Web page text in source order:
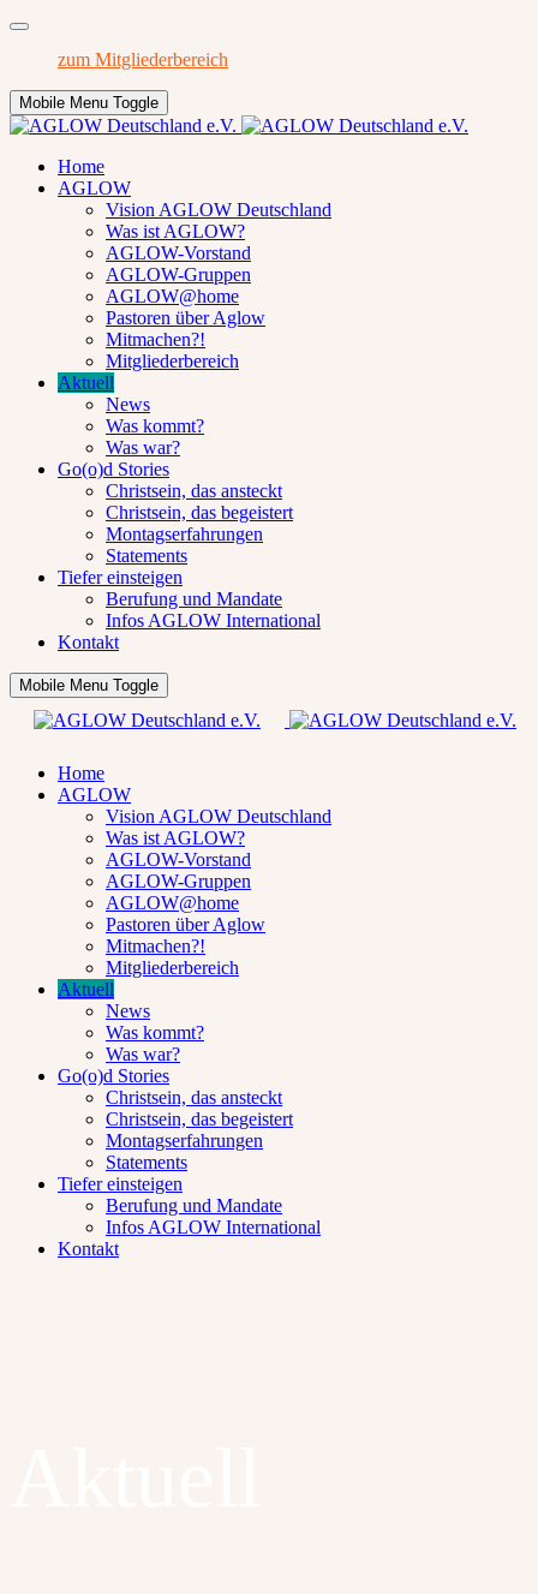
zum Mitgliederbereich
Mobile Menu Toggle
Home
AGLOW
Vision AGLOW Deutschland
Was ist AGLOW?
AGLOW-Vorstand
AGLOW-Gruppen
AGLOW@home
Pastoren über Aglow
Mitmachen?!
Mitgliederbereich
Aktuell
News
Was kommt?
Was war?
Go(o)d Stories
Christsein, das ansteckt
Christsein, das begeistert
Montagserfahrungen
Statements
Tiefer einsteigen
Berufung und Mandate
Infos AGLOW International
Kontakt
Mobile Menu Toggle
Home
AGLOW
Vision AGLOW Deutschland
Was ist AGLOW?
AGLOW-Vorstand
AGLOW-Gruppen
AGLOW@home
Pastoren über Aglow
Mitmachen?!
Mitgliederbereich
Aktuell
News
Was kommt?
Was war?
Go(o)d Stories
Christsein, das ansteckt
Christsein, das begeistert
Montagserfahrungen
Statements
Tiefer einsteigen
Berufung und Mandate
Infos AGLOW International
Kontakt